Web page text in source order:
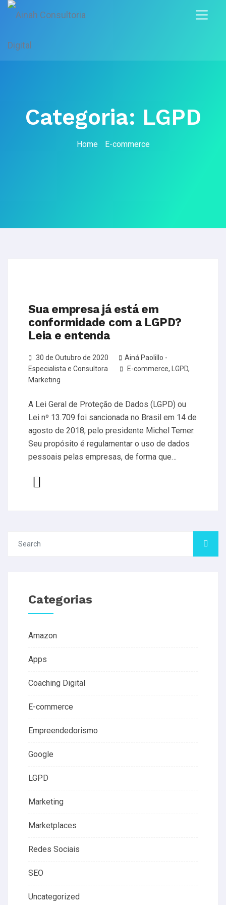
Categoria: LGPD
Home E-commerce
Sua empresa já está em
conformidade com a LGPD?
Leia e entenda
30 de Outubro de 2020
Ainá Paolillo -
Especialista e Consultora
E-commerce, LGPD,
Marketing
A Lei Geral de Proteção de Dados (LGPD) ou
Lei nº 13.709 foi sancionada no Brasil em 14 de
agosto de 2018, pelo presidente Michel Temer.
Seu propósito é regulamentar o uso de dados
pessoais pelas empresas, de forma que…
Categorias
Amazon
Apps
Coaching Digital
E-commerce
Empreendedorismo
Google
LGPD
Marketing
Marketplaces
Redes Sociais
SEO
Uncategorized